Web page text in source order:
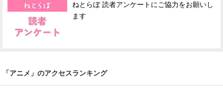
ねとらぼ 読者アンケートにご協力をお願いし
ます
「アニメ」のアクセスランキング